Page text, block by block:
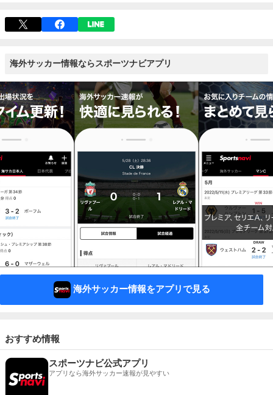
海外サッカー情報ならスポーツナビアプリ
海外サッカー情報をアプリで見る
おすすめ情報
スポーツナビ公式アプリ
アプリなら海外サッカー速報が見やすい